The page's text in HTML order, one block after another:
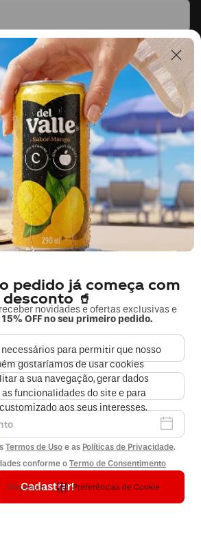
para permitir que nosso
gostaríamos de usar cookies
a sua navegação, gerar dados
funcionalidades do site e para
aos seus interesses.
Dispensar Preferências de Cookie
pedido já começa com
desconto 🥤
novidades e ofertas exclusivas e
OFF no seu primeiro pedido.
Termos de Uso e as Políticas de Privacidade.
conforme o Termo de Consentimento
Cadastrar!
& CondiçõesePolíticas de Privacidade
às 17h.
E SEGURANÇA
Cola Andina. Todos os direitos reservados.
n° 2.299, no município do Rio de Janeiro,